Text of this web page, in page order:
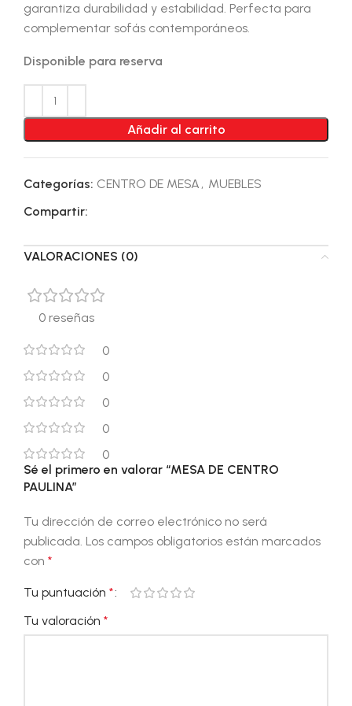
garantiza durabilidad y estabilidad. Perfecta para
complementar sofás contemporáneos.
Disponible para reserva
Añadir al carrito
Categorías: CENTRO DE MESA , MUEBLES
Compartir:
VALORACIONES (0)
0 reseñas
0
0
0
0
0
Sé el primero en valorar “MESA DE CENTRO
PAULINA”
Tu dirección de correo electrónico no será
publicada. Los campos obligatorios están marcados
con *
Tu puntuación *
Tu valoración *